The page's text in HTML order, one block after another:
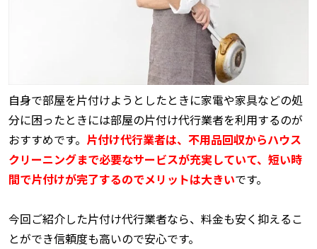
自身で部屋を片付けようとしたときに家電や家具などの処
分に困ったときには部屋の片付け代行業者を利用するのが
おすすめです。 片付け代行業者は、不用品回収からハウス
クリーニングまで必要なサービスが充実していて、短い時
間で片付けが完了するのでメリットは大きいです。
今回ご紹介した片付け代行業者なら、料金も安く抑えるこ
とができ信頼度も高いので安心です。